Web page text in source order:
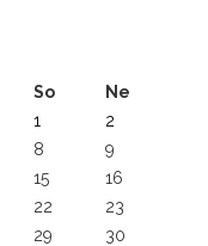
So
Ne
1
2
8
9
15
16
22
23
29
30